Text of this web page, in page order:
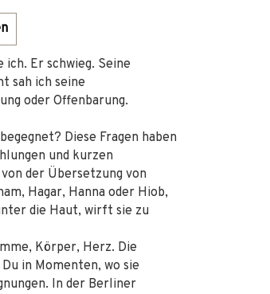
Er schwieg. Seine
sah ich seine
oder Offenbarung.
Diese Fragen haben
und kurzen
der Übersetzung von
Hagar, Hanna oder Hiob,
die Haut, wirft sie zu
Körper, Herz. Die
in Momenten, wo sie
In der Berliner